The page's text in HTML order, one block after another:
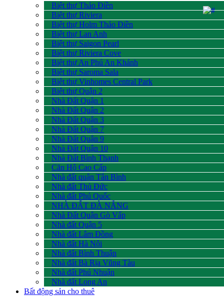
Biệt thự Thảo Điền
Biệt thự Riviera
Biệt thự Holm Thảo Điền
Biệt thự Lan Anh
Biệt thự Saigon Pearl
Biệt thự Riviera Cove
Biệt thự An Phú An Khánh
Biệt thự Saroma Sala
Biệt thự Vinhomes Central Park
Biệt thự Quận 2
Nhà Đất Quận 1
Nhà Đất Quận 2
Nhà Đất Quận 3
Nhà Đất Quận 7
Nhà Đất Quận 9
Nhà Đất Quận 10
Nhà Đất Bình Thạnh
Căn Hộ Cao Cấp
Nhà đất quận Tân Bình
Nhà đất Thủ Đức
Nhà đất Phú Quốc
NHÀ ĐẤT ĐÀ NẴNG
Nhà Đất Quận Gò Vấp
Nhà đất Quận 5
Nhà đất Lâm Đồng
Nhà đất Hà Nội
Nhà đất Bình Thuận
Nhà đất Bà Rịa Vũng Tàu
Nhà đất Phú Nhuận
Nhà đất Long An
Bất động sản cho thuê